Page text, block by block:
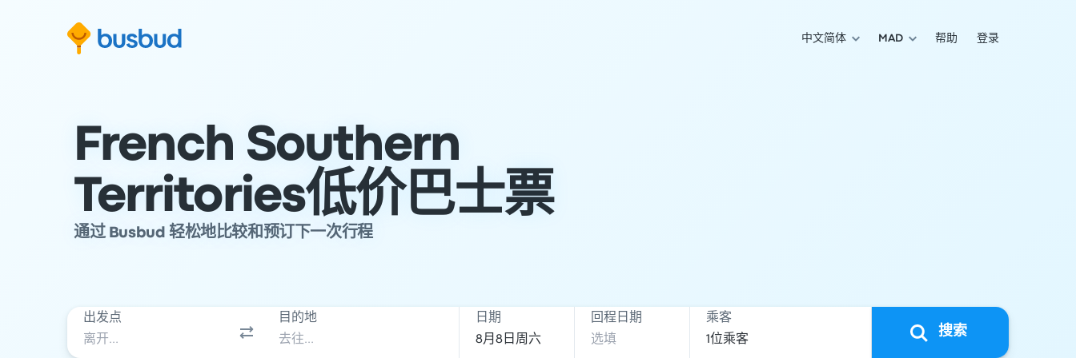
跳至搜索表单
跳至内容
跳至页脚
中文简体 MAD 帮助 登录
French Southern
Territories低价巴士票
通过 Busbud 轻松地比较和预订下一次行程
出发点 目的地 日期 回程日期 乘客
搜索